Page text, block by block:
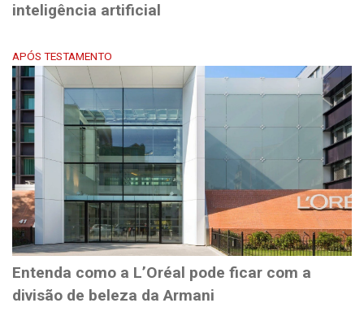
inteligência artificial
APÓS TESTAMENTO
Entenda como a L’Oréal pode ficar com a
divisão de beleza da Armani